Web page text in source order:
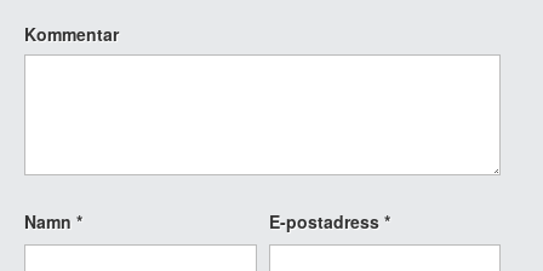
Kommentar
Namn * E-postadress *